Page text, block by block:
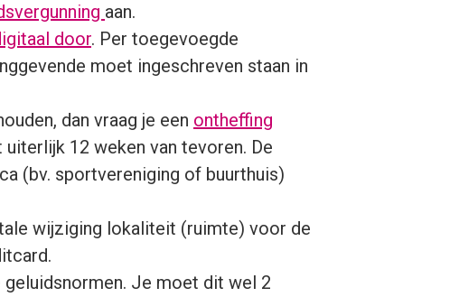
aan.
door. Per toegevoegde
moet ingeschreven staan in
dan vraag je een ontheffing
12 weken van tevoren. De
(bv. sportvereniging of buurthuis)
wijziging lokaliteit (ruimte) voor de
Je moet dit wel 2